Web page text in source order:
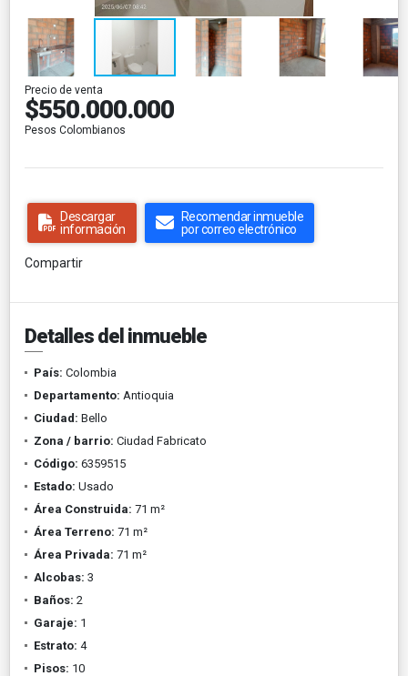
Precio de venta
$550.000.000
Pesos Colombianos
Descargar
información
Recomendar inmueble
por correo electrónico
Compartir
Detalles del inmueble
País: Colombia
Departamento: Antioquia
Ciudad: Bello
Zona / barrio: Ciudad Fabricato
Código: 6359515
Estado: Usado
Área Construida: 71 m²
Área Terreno: 71 m²
Área Privada: 71 m²
Alcobas: 3
Baños: 2
Garaje: 1
Estrato: 4
Pisos: 10